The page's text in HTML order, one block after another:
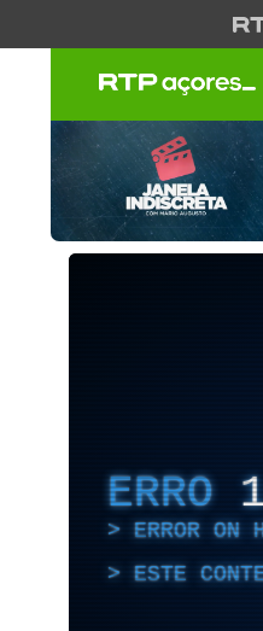
ERRO
ERROR ON
ESTE